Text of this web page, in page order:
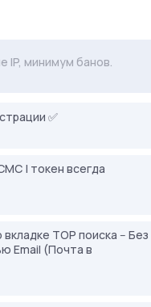
Store - 20% на всё!
IP, минимум банов.
✅
| токен всегда
TOP поиска -- Без
Email (Почта в